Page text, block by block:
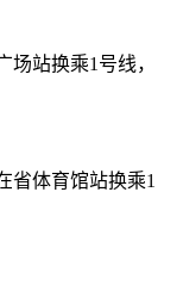
站换乘1号线，
体育馆站换乘1